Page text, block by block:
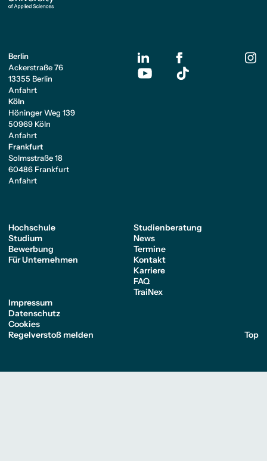
Berlin
Ackerstraße 76
13355 Berlin
Anfahrt
Köln
Höninger Weg 139
50969 Köln
Anfahrt
Frankfurt
Solmsstraße 18
60486 Frankfurt
Anfahrt
Hochschule
Studium
Bewerbung
Für Unternehmen
Studienberatung
News
Termine
Kontakt
Karriere
FAQ
TraiNex
Impressum
Datenschutz
Cookies
Regelverstoß melden
Top